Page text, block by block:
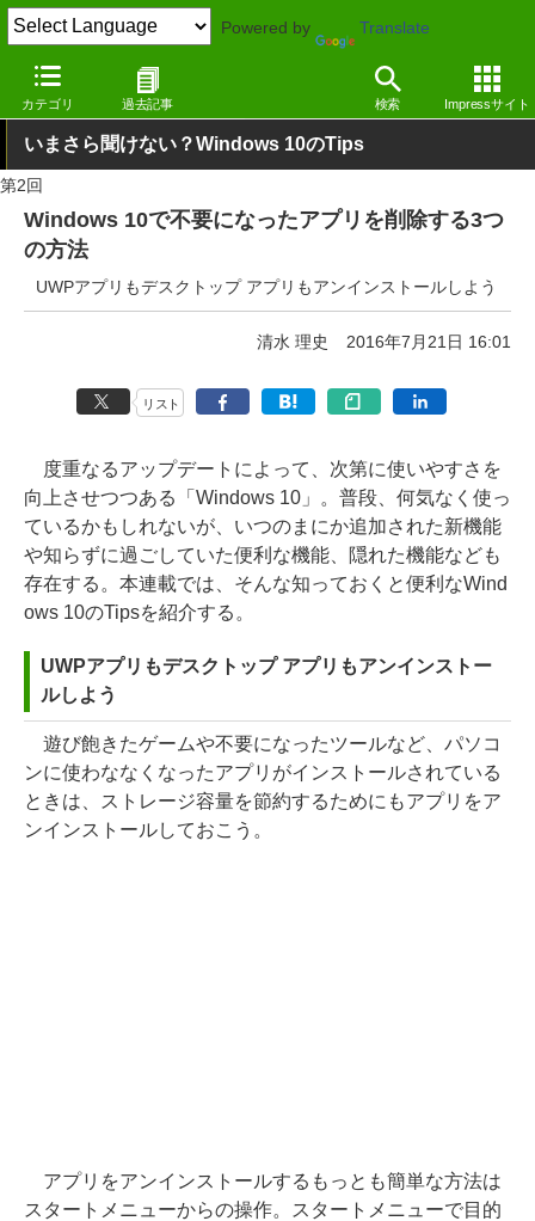
Powered by Translate
カテゴリ 過去記事 検索 Impressサイト
窓の杜 Windows 10
いまさら聞けない？Windows 10のTips
第2回
Windows 10で不要になったアプリを削除する3つ
の方法
UWPアプリもデスクトップ アプリもアンインストールしよう
清水 理史 2016年7月21日 16:01
リスト
度重なるアップデートによって、次第に使いやすさを
向上させつつある「Windows 10」。普段、何気なく使っ
ているかもしれないが、いつのまにか追加された新機能
や知らずに過ごしていた便利な機能、隠れた機能なども
存在する。本連載では、そんな知っておくと便利なWind
ows 10のTipsを紹介する。
UWPアプリもデスクトップ アプリもアンインストー
ルしよう
遊び飽きたゲームや不要になったツールなど、パソコ
ンに使わななくなったアプリがインストールされている
ときは、ストレージ容量を節約するためにもアプリをア
ンインストールしておこう。
アプリをアンインストールするもっとも簡単な方法は
スタートメニューからの操作。スタートメニューで目的